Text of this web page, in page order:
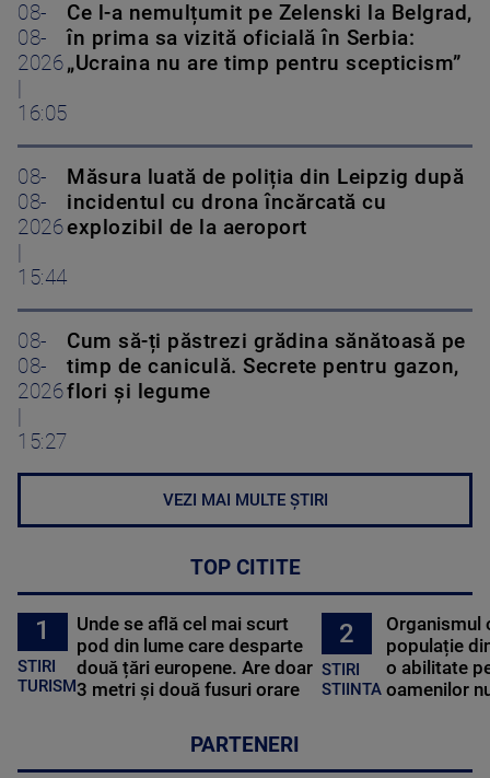
08-
08-
2026
16:05
Ce l-a nemulțumit pe Zelenski la Belgrad,
în prima sa vizită oficială în Serbia:
„Ucraina nu are timp pentru scepticism”
08-
08-
2026
15:44
Măsura luată de poliția din Leipzig după
incidentul cu drona încărcată cu
explozibil de la aeroport
08-
08-
2026
15:27
Cum să-ți păstrezi grădina sănătoasă pe
timp de caniculă. Secrete pentru gazon,
flori și legume
VEZI MAI MULTE ȘTIRI
TOP CITITE
1
STIRI
TURISM
Unde se află cel mai scurt
pod din lume care desparte
două țări europene. Are doar
3 metri și două fusuri orare
2
STIRI
STIINTA
Organismul
populație
o abilitate
oamenilor
PARTENERI